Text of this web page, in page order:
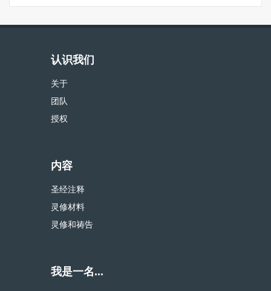
认识我们
关于
团队
授权
内容
圣经注释
灵修材料
灵修和祷告
我是一名...